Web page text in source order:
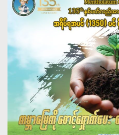
Planting
135th
Rohto Mentholatum
Economics University(Ywa
Rainy Season Tree
Yangon